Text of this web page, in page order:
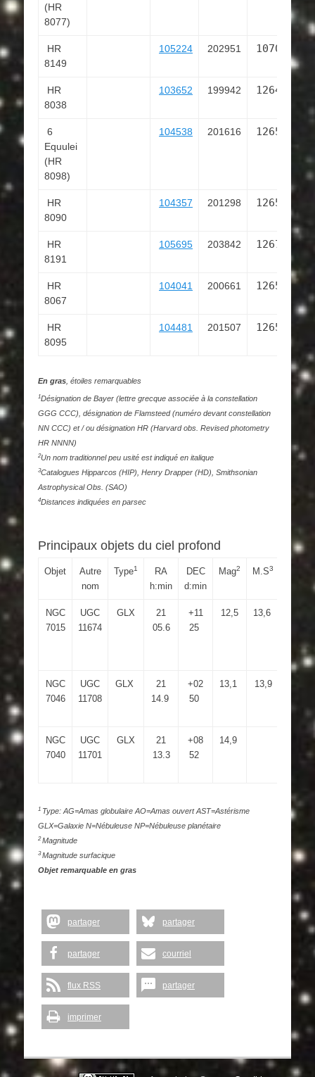
(HR
8077)
HR
8149
105224 202951 107020
HR
8038
103652 199942 126447
6
Equulei
(HR
8098)
104538 201616 126597
HR
8090
104357 201298 126566
HR
8191
105695 203842 126774
HR
8067
104041 200661 126519
HR
8095
104481 201507 126587
En gras , étoiles remarquables
1Désignation de Bayer (lettre grecque associée à la constellation
GGG CCC), désignation de Flamsteed (numéro devant constellation
NN CCC) et / ou désignation HR (Harvard obs. Revised photometry
HR NNNN)
2Un nom traditionnel peu usité est indiqué en italique
3Catalogues Hipparcos (HIP), Henry Drapper (HD), Smithsonian
Astrophysical Obs. (SAO)
4Distances indiquées en parsec
Principaux objets du ciel profond
Objet
Autre
nom
Type1
RA
h:min
DEC
d:min
Mag2 M.S3
NGC
7015
UGC
11674
GLX
21
05.6
+11
25
12,5 13,6
NGC
7046
UGC
11708
GLX
21
14.9
+02
50
13,1 13,9
NGC
7040
UGC
11701
GLX
21
13.3
+08
52
14,9
1 Type: AG=Amas globulaire AO=Amas ouvert AST=Astérisme
GLX=Galaxie N=Nébuleuse NP=Nébuleuse planétaire
2Magnitude
3Magnitude surfacique
Objet remarquable en gras
partager partager
partager courriel
flux RSS partager
imprimer